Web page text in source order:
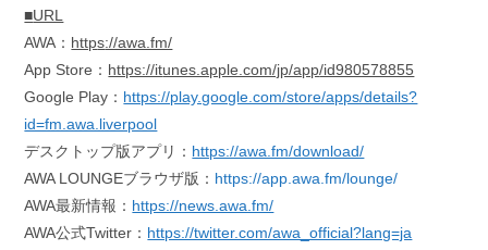
■URL
AWA： https://awa.fm/
App Store： https://itunes.apple.com/jp/app/id980578855
Google Play： https://play.google.com/store/apps/details?
id=fm.awa.liverpool
デスクトップ版アプリ： https://awa.fm/download/
AWA LOUNGEブラウザ版： https://app.awa.fm/lounge/
AWA最新情報： https://news.awa.fm/
AWA公式Twitter： https://twitter.com/awa_official?lang=ja